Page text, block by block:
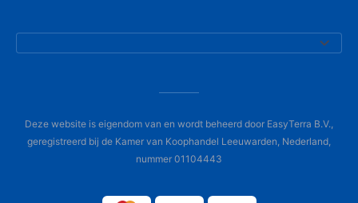
Deze website is eigendom van en wordt beheerd door EasyTerra B.V.,
geregistreerd bij de Kamer van Koophandel Leeuwarden, Nederland,
nummer 01104443